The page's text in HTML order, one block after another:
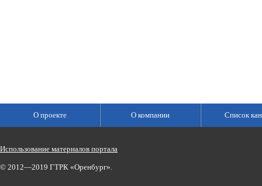
О проекте О компании Список
Использование материалов портала
© 2012—2019 ГТРК «Оренбург».